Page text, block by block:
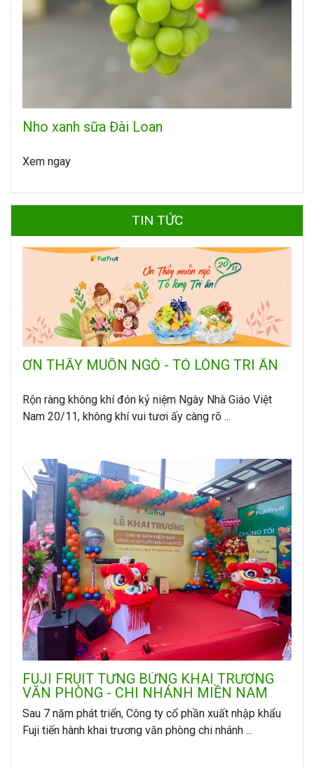
Nho xanh sữa Đài Loan
Xem ngay
TIN TỨC
ƠN THẦY MUỐN NGỎ - TỎ LÒNG TRI ÂN
Rộn ràng không khí đón kỷ niệm Ngày Nhà Giáo Việt
Nam 20/11, không khí vui tươi ấy càng rõ ...
FUJI FRUIT TƯNG BỪNG KHAI TRƯƠNG
VĂN PHÒNG - CHI NHÁNH MIỀN NAM
Sau 7 năm phát triển, Công ty cổ phần xuất nhập khẩu
Fuji tiến hành khai trương văn phòng chi nhánh ...